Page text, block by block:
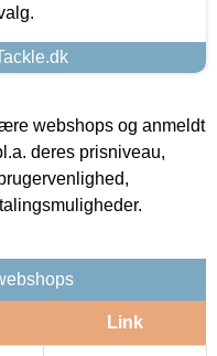
webshops og anmeldt
deres prisniveau,
Link